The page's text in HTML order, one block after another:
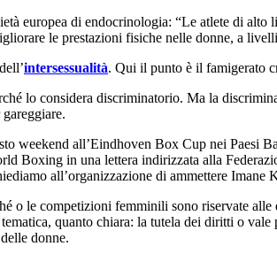
europea di endocrinologia: “Le atlete di
le prestazioni fisiche nelle donne, a
intersessualità. Qui il punto è il famigerato
lo considera discriminatorio. Ma la
weekend all’Eindhoven Box Cup nei Paesi
Boxing in una lettera indirizzata alla
all’organizzazione di ammettere Imane
o le competizioni femminili sono riservate
quanto chiara: la tutela dei diritti o
donne.